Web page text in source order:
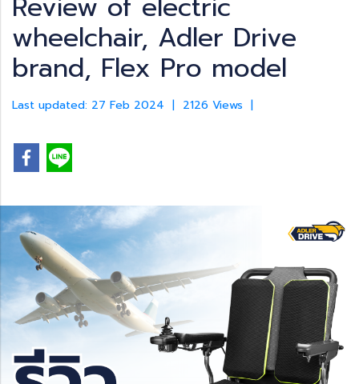
wheelchair, Adler Drive
brand, Flex Pro model
Last updated: 27 Feb 2024 | 2126 Views |